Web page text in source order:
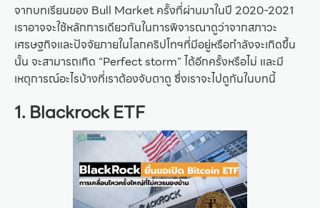
จากบทเรียนของ Bull Market ครั้งที่ผ่านมาในปี 2020-2021
เราอาจจะใช้หลักการเดียวกันในการพิจารณาดูว่าจากสภาวะ
เศรษฐกิจและปัจจัยภายในโลกคริปโทฯที่มีอยู่หรือกำลังจะเกิดขึ้น
นั้น จะสามารถเกิด “Perfect storm” ได้อีกครั้งหรือไม่ และมี
เหตุการณ์อะไรบ้างที่เราต้องจับตาดู ซึ่งเราจะไปดูกันในบทนี้
1. Blackrock ETF